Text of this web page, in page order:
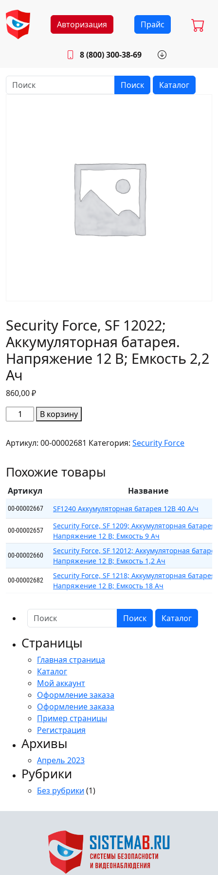
Авторизация Прайс
8 (800) 300-38-69
Будни: 8.30 - 17.00
Поиск Каталог
Security Force, SF 12022;
Аккумуляторная батарея.
Напряжение 12 В; Емкость 2,2
Ач
860,00₽
Количество
товара
Force,
12022;
батарея.
Напряжение
12
В;
Емкость
2,2
В корзину
Артикул: 00-00002681 Категория: Security Force
Похожие товары
Артикул Название
00-00002667 SF1240 Аккумуляторная батарея 12В 40 А/ч
00-00002657
Security Force, SF 1209; Аккумуляторная батарея.
Напряжение 12 В; Емкость 9 Ач
00-00002660
Security Force, SF 12012; Аккумуляторная
Напряжение 12 В; Емкость 1,2 Ач
00-00002682
Security Force, SF 1218; Аккумуляторная батарея.
Напряжение 12 В; Емкость 18 Ач
Поиск Каталог
Страницы
Главная страница
Каталог
Мой аккаунт
Оформление заказа
Оформление заказа
Пример страницы
Регистрация
Архивы
Апрель 2023
Рубрики
Без рубрики (1)